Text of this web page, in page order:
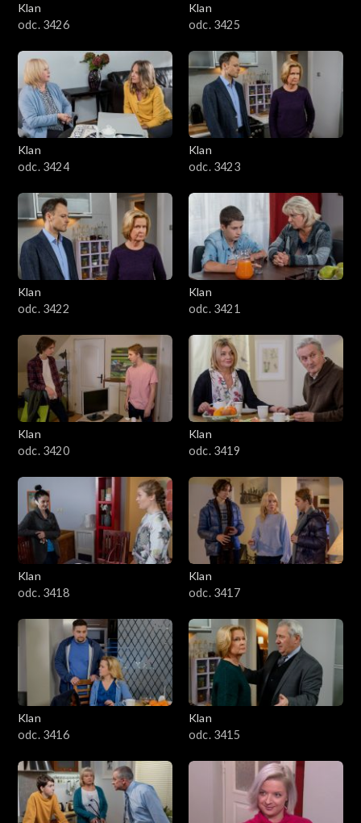
Klan
odc. 3426
Klan
odc. 3425
Klan
odc. 3424
Klan
odc. 3423
Klan
odc. 3422
Klan
odc. 3421
Klan
odc. 3420
Klan
odc. 3419
Klan
odc. 3418
Klan
odc. 3417
Klan
odc. 3416
Klan
odc. 3415